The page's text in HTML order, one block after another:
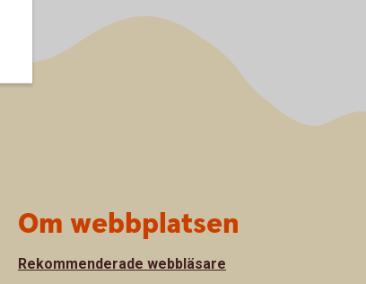
Om webbplatsen
Rekommenderade webbläsare